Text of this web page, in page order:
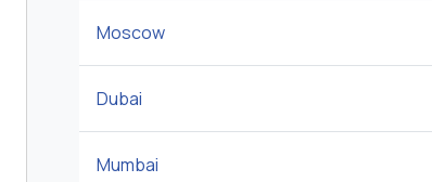
Moscow
Dubai
Mumbai